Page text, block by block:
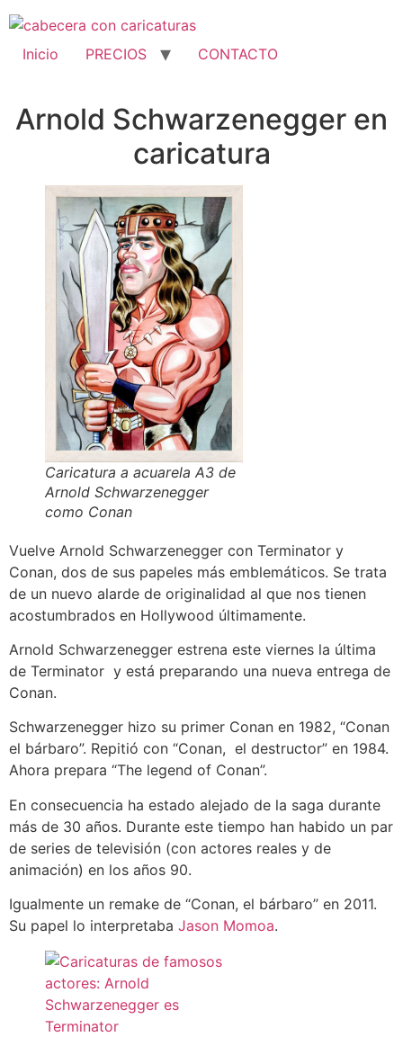
Inicio PRECIOS CONTACTO
Arnold Schwarzenegger en
caricatura
Caricatura a acuarela A3 de
Arnold Schwarzenegger
como Conan
Vuelve Arnold Schwarzenegger con Terminator y
Conan, dos de sus papeles más emblemáticos. Se trata
de un nuevo alarde de originalidad al que nos tienen
acostumbrados en Hollywood últimamente.
Arnold Schwarzenegger estrena este viernes la última
de Terminator y está preparando una nueva entrega de
Conan.
Schwarzenegger hizo su primer Conan en 1982, “Conan
el bárbaro”. Repitió con “Conan, el destructor” en 1984.
Ahora prepara “The legend of Conan”.
En consecuencia ha estado alejado de la saga durante
más de 30 años. Durante este tiempo han habido un par
de series de televisión (con actores reales y de
animación) en los años 90.
Igualmente un remake de “Conan, el bárbaro” en 2011.
Su papel lo interpretaba Jason Momoa.